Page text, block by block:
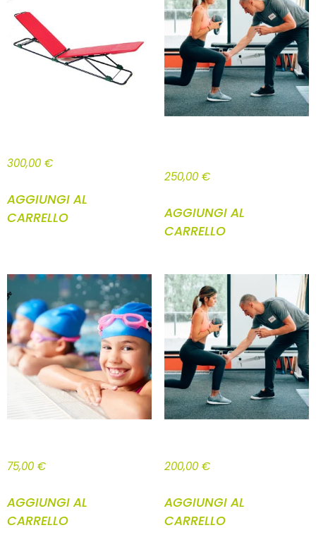
300,00 €
AGGIUNGI AL
CARRELLO
250,00 €
AGGIUNGI AL
CARRELLO
75,00 €
AGGIUNGI AL
CARRELLO
200,00 €
AGGIUNGI AL
CARRELLO